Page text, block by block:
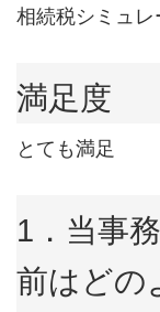
相続税シミュレ
満足度
とても満足
1．当事
前はどの